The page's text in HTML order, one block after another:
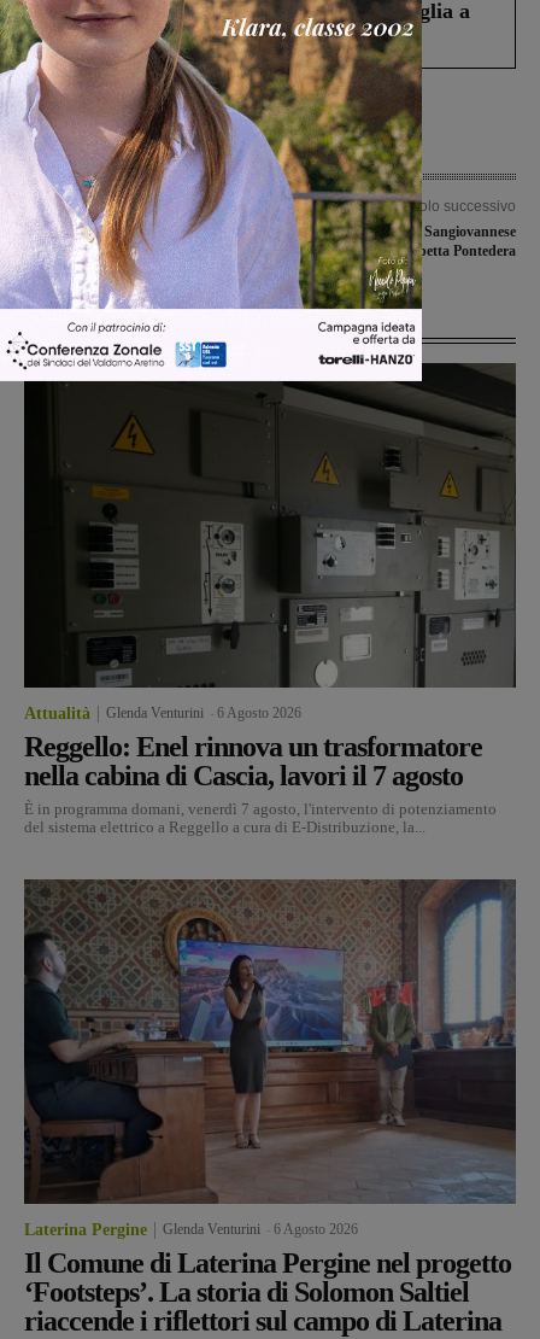
Fiorentino l’uomo che aveva ucciso la figlia a
Levane nel 2020
Articolo precedente
Pratomagno: paesaggio da favola ma
adesso impraticabile per molti
Articolo successivo
Una Futsal Sangiovannese
rinfrancata aspetta Pontedera
Ultime Notizie
Attualità Glenda Venturini 6 Agosto 2026
Reggello: Enel rinnova un trasformatore
nella cabina di Cascia, lavori il 7 agosto
È in programma domani, venerdì 7 agosto, l'intervento di potenziamento
del sistema elettrico a Reggello a cura di E-Distribuzione, la...
Laterina Pergine Glenda Venturini 6 Agosto 2026
Il Comune di Laterina Pergine nel progetto
‘Footsteps’. La storia di Solomon Saltiel
riaccende i riflettori sul campo di Laterina